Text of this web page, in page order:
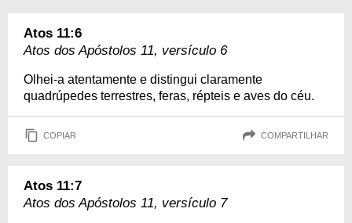
Atos 11:6
Atos dos Apóstolos 11, versículo 6
Olhei-a atentamente e distingui claramente
quadrúpedes terrestres, feras, répteis e aves do céu.
COPIAR COMPARTILHAR
Atos 11:7
Atos dos Apóstolos 11, versículo 7